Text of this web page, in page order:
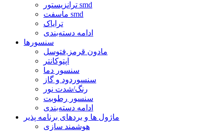
ترانزیستور smd
ماسفت smd
ترایاک
ادامه دسته‌بندی
سنسورها
مادون قرمز,فتوسل
اپتوکانتر
سنسور دما
سنسوردود و گاز
رنگ/شدت نور
سنسور رطوبت
ادامه دسته‌بندی
ماژول ها و بردهای برنامه پذیر
هوشمند سازی